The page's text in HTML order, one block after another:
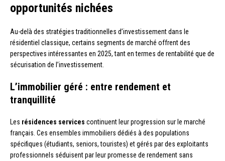
opportunités nichées
Au-delà des stratégies traditionnelles d’investissement dans le
résidentiel classique, certains segments de marché offrent des
perspectives intéressantes en 2025, tant en termes de rentabilité que de
sécurisation de l’investissement.
L’immobilier géré : entre rendement et
tranquillité
Les résidences services continuent leur progression sur le marché
français. Ces ensembles immobiliers dédiés à des populations
spécifiques (étudiants, seniors, touristes) et gérés par des exploitants
professionnels séduisent par leur promesse de rendement sans